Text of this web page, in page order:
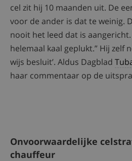
cel zit hij 10 maanden uit. De
voor de ander is dat te weinig.
nooit het leed dat is
helemaal kaal geplukt.” Hij zelf
wijs besluit’. Aldus Dagblad
haar commentaar op de
Onvoorwaardelijke
chauffeur